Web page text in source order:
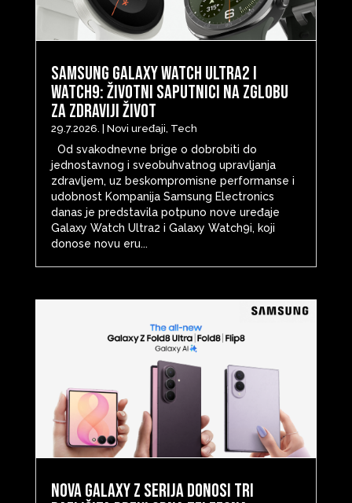
Samsung Galaxy Watch Ultra2 i
Watch9: životni saputnici na zglobu
za zdraviji život
29.7.2026. | Novi uređaji Tech
Od svakodnevne brige o dobrobiti do
jednostavnog i sveobuhvatnog upravljanja
zdravljem, uz beskompromisne performanse i
udobnost Kompanija Samsung Electronics
danas je predstavila potpuno nove uređaje
Galaxy Watch Ultra2 i Galaxy Watch9i, koji
donose novu eru...
Nova Galaxy Z serija donosi tri